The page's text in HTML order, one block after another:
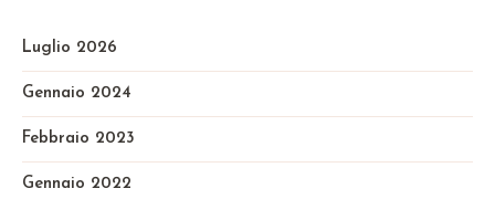
Luglio 2026
Gennaio 2024
Febbraio 2023
Gennaio 2022